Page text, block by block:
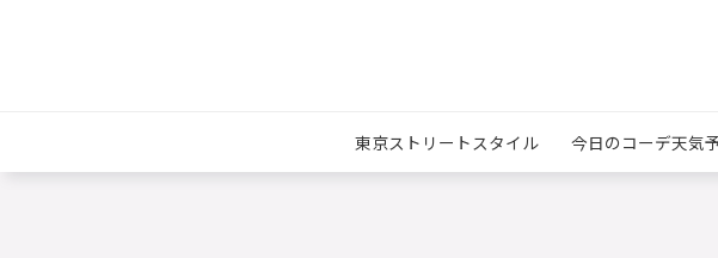
東京ストリートスタイル 今日のコーデ天気